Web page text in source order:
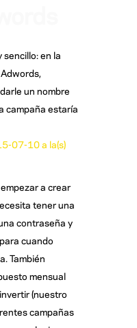
sencillo: en la
un nombre
campaña estaría
a crear
tener una
contraseña y
cuando
También
mensual
(nuestro
campañas